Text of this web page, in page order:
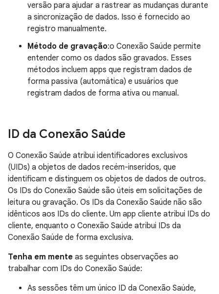
versão para ajudar a rastrear as mudanças durante
a sincronização de dados. Isso é fornecido ao
registro manualmente.
Método de gravação:o Conexão Saúde permite
entender como os dados são gravados. Esses
métodos incluem apps que registram dados de
forma passiva (automática) e usuários que
registram dados de forma ativa ou manual.
ID da Conexão Saúde
O Conexão Saúde atribui identificadores exclusivos
(UIDs) a objetos de dados recém-inseridos, que
identificam e distinguem os objetos de dados de outros.
Os IDs do Conexão Saúde são úteis em solicitações de
leitura ou gravação. Os IDs da Conexão Saúde não são
idênticos aos IDs do cliente. Um app cliente atribui IDs do
cliente, enquanto o Conexão Saúde atribui IDs da
Conexão Saúde de forma exclusiva.
Tenha em mente as seguintes observações ao
trabalhar com IDs do Conexão Saúde:
As sessões têm um único ID da Conexão Saúde,